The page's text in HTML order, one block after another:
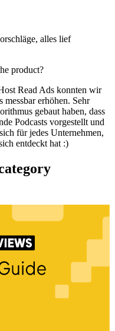
alles lief
product?
Read Ads konnten wir
messbar erhöhen. Sehr
gebaut haben, dass
Podcasts vorgestellt und
für jedes Unternehmen,
entdeckt hat :)